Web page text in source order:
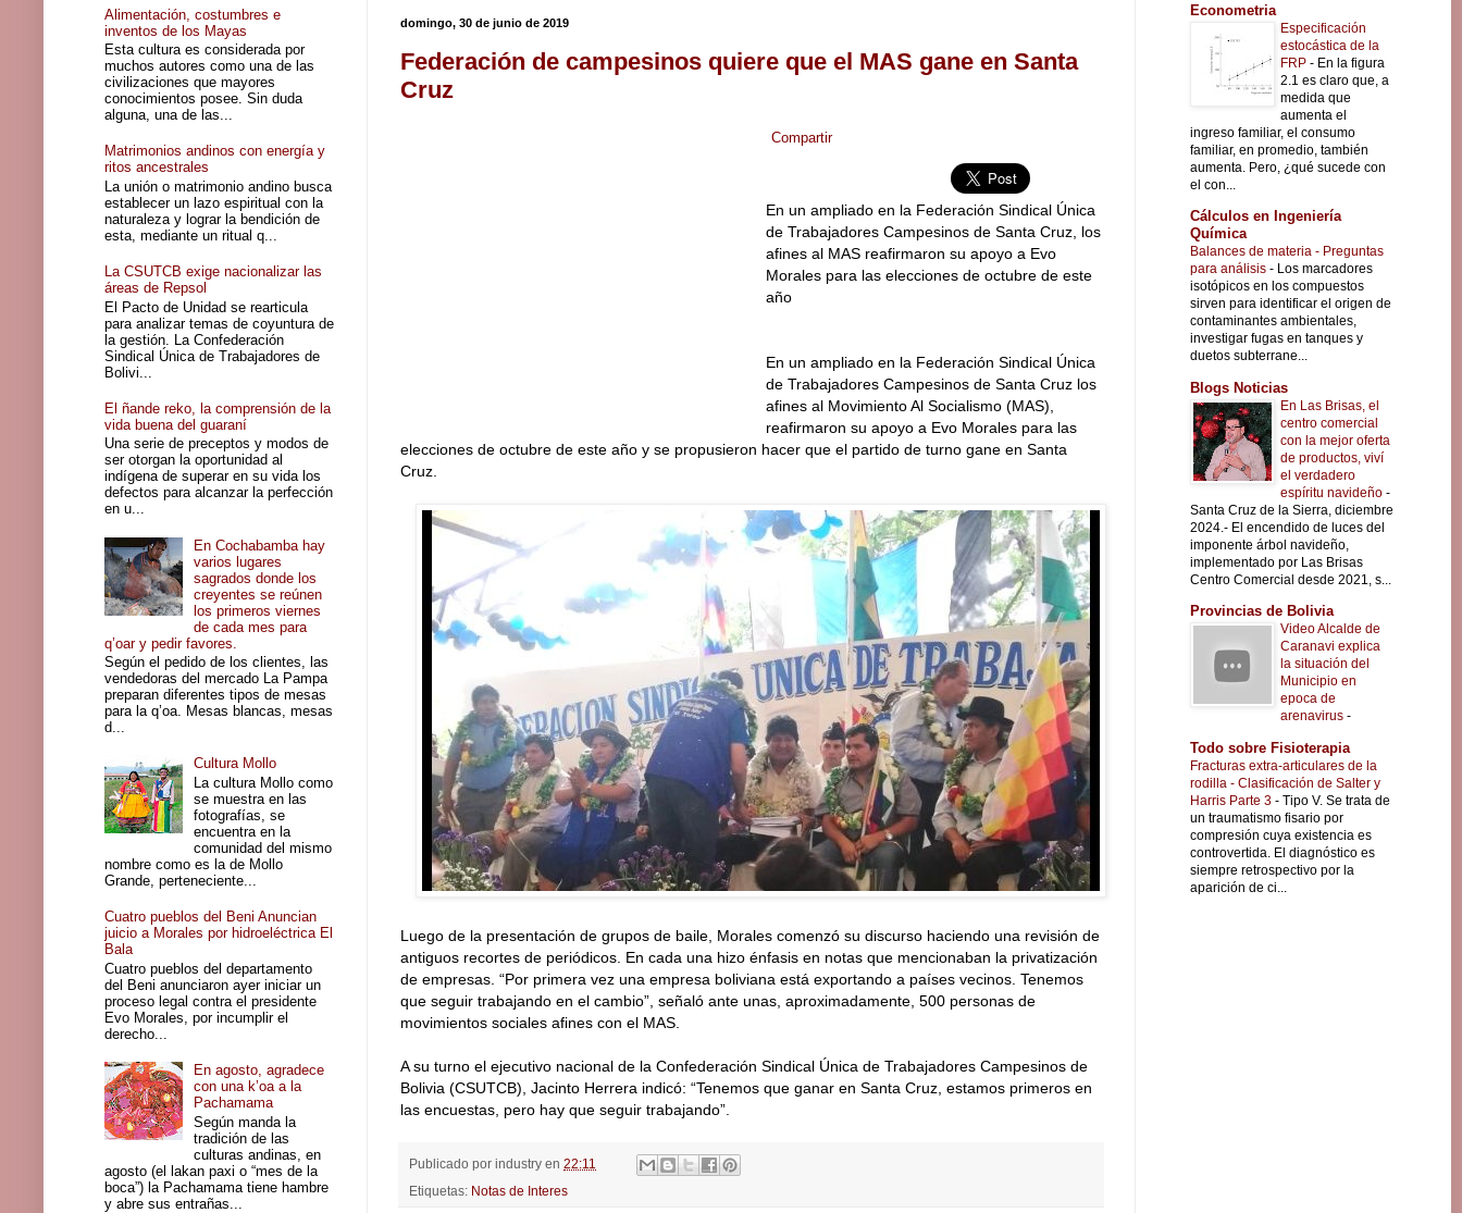
domingo, 30 de junio de 2019
Federación de campesinos quiere que el MAS gane en Santa
Cruz
Compartir
En un ampliado en la Federación Sindical Única
de Trabajadores Campesinos de Santa Cruz, los
afines al MAS reafirmaron su apoyo a Evo
Morales para las elecciones de octubre de este
año
En un ampliado en la Federación Sindical Única
de Trabajadores Campesinos de Santa Cruz los
afines al Movimiento Al Socialismo (MAS),
reafirmaron su apoyo a Evo Morales para las
elecciones de octubre de este año y se propusieron hacer que el partido de turno gane en Santa
Cruz.
Luego de la presentación de grupos de baile, Morales comenzó su discurso haciendo una revisión de
antiguos recortes de periódicos. En cada una hizo énfasis en notas que mencionaban la privatización
de empresas. “Por primera vez una empresa boliviana está exportando a países vecinos. Tenemos
que seguir trabajando en el cambio”, señaló ante unas, aproximadamente, 500 personas de
movimientos sociales afines con el MAS.
A su turno el ejecutivo nacional de la Confederación Sindical Única de Trabajadores Campesinos de
Bolivia (CSUTCB), Jacinto Herrera indicó: “Tenemos que ganar en Santa Cruz, estamos primeros en
las encuestas, pero hay que seguir trabajando”.
Publicado por industry en 22:11
Etiquetas: Notas de Interes
Alimentación, costumbres e
inventos de los Mayas
Esta cultura es considerada por
muchos autores como una de las
civilizaciones que mayores
conocimientos posee. Sin duda
alguna, una de las...
Matrimonios andinos con energía y
ritos ancestrales
La unión o matrimonio andino busca
establecer un lazo espiritual con la
naturaleza y lograr la bendición de
esta, mediante un ritual q...
La CSUTCB exige nacionalizar las
áreas de Repsol
El Pacto de Unidad se rearticula
para analizar temas de coyuntura de
la gestión. La Confederación
Sindical Única de Trabajadores de
Bolivi...
El ñande reko, la comprensión de la
vida buena del guaraní
Una serie de preceptos y modos de
ser otorgan la oportunidad al
indígena de superar en su vida los
defectos para alcanzar la perfección
en u...
En Cochabamba hay
varios lugares
sagrados donde los
creyentes se reúnen
los primeros viernes
de cada mes para
q’oar y pedir favores.
Según el pedido de los clientes, las
vendedoras del mercado La Pampa
preparan diferentes tipos de mesas
para la q’oa. Mesas blancas, mesas
d...
Cultura Mollo
La cultura Mollo como
se muestra en las
fotografías, se
encuentra en la
comunidad del mismo
nombre como es la de Mollo
Grande, perteneciente...
Cuatro pueblos del Beni Anuncian
juicio a Morales por hidroeléctrica El
Bala
Cuatro pueblos del departamento
del Beni anunciaron ayer iniciar un
proceso legal contra el presidente
Evo Morales, por incumplir el
derecho...
En agosto, agradece
con una k’oa a la
Pachamama
Según manda la
tradición de las
culturas andinas, en
agosto (el lakan paxi o “mes de la
boca”) la Pachamama tiene hambre
y abre sus entrañas...
Econometria
Especificación
estocástica de la
FRP - En la figura
2.1 es claro que, a
medida que
aumenta el
ingreso familiar, el consumo
familiar, en promedio, también
aumenta. Pero, ¿qué sucede con
el con...
Cálculos en Ingeniería
Química
Balances de materia - Preguntas
para análisis - Los marcadores
isotópicos en los compuestos
sirven para identificar el origen de
contaminantes ambientales,
investigar fugas en tanques y
duetos subterrane...
Blogs Noticias
En Las Brisas, el
centro comercial
con la mejor oferta
de productos, viví
el verdadero
espíritu navideño -
Santa Cruz de la Sierra, diciembre
2024.- El encendido de luces del
imponente árbol navideño,
implementado por Las Brisas
Centro Comercial desde 2021, s...
Provincias de Bolivia
Video Alcalde de
Caranavi explica
la situación del
Municipio en
epoca de
arenavirus -
Todo sobre Fisioterapia
Fracturas extra-articulares de la
rodilla - Clasificación de Salter y
Harris Parte 3 - Tipo V. Se trata de
un traumatismo fisario por
compresión cuya existencia es
controvertida. El diagnóstico es
siempre retrospectivo por la
aparición de ci...